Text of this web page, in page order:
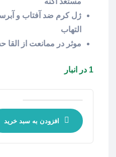
التهاب
موثر در ممانعت از
1 در انبار
افزودن به سبد خرید